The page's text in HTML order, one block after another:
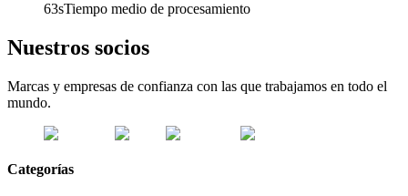
63sTiempo medio de procesamiento
Nuestros socios
Marcas y empresas de confianza con las que trabajamos en todo el
mundo.
Categorías